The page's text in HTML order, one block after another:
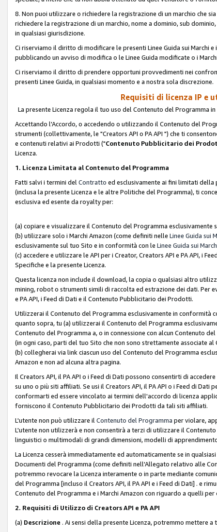
8. Non puoi utilizzare o richiedere la registrazione di un marchio che
richiedere la registrazione di un marchio, nome a dominio, sub
in qualsiasi giurisdizione.
Ci riserviamo il diritto di modificare le presenti Linee Guida sui Marchi
pubblicando un avviso di modifica o le Linee Guida modificate o i
Ci riserviamo il diritto di prendere opportuni provvedimenti nei
presenti Linee Guida, in qualsiasi momento e a nostra sola discrezione.
Requisiti di licenza IP e
La presente Licenza regola il tuo uso del Contenuto del Programma
Accettando l'Accordo, o accedendo o utilizzando il Contenuto del
strumenti (collettivamente, le "Creators API o PA API ") che ti
e contenuti relativi ai Prodotti ("Contenuto Pubblicitario dei
Licenza.
1. Licenza Limitata al Contenuto del Programma
Fatti salvi i termini del Contratto ed esclusivamente ai fini limitati
(inclusa la presente Licenza e le altre Politiche del Programma), ti
esclusiva ed esente da royalty per:
(a) copiare e visualizzare il Contenuto del Programma esclusivamente
(b) utilizzare solo i Marchi Amazon (come definiti nelle Linee Guida sui
esclusivamente sul tuo Sito e in conformità con le Linee Guida sui March
(c) accedere e utilizzare le API per i Creator, Creators API e PA API, i
Specifiche e la presente Licenza.
Questa licenza non include il download, la copia o qualsiasi altro
mining, robot o strumenti simili di raccolta ed estrazione dei dati. Per
e PA API, i Feed di Dati e il Contenuto Pubblicitario dei Prodotti.
Utilizzerai il Contenuto del Programma esclusivamente in conformità
quanto sopra, tu (a) utilizzerai il Contenuto del Programma
Contenuto del Programma a, o in connessione con alcun Contenuto
(in ogni caso, parti del tuo Sito che non sono strettamente associate
(b) collegherai via link ciascun uso del Contenuto del Programma
Amazon e non ad alcuna altra pagina.
Il Creators API, il PA API o i Feed di Dati possono consentirti di
su uno o più siti affiliati. Se usi il Creators API, il PA API o i Feed di
conformarti ed essere vincolato ai termini dell'accordo di licenza
forniscono il Contenuto Pubblicitario dei Prodotti da tali siti affiliati.
L'utente non può utilizzare il Contenuto del Programma per violare,
L'utente non utilizzerà e non consentirà a terzi di utilizzare il
linguistici o multimodali di grandi dimensioni, modelli di
La Licenza cesserà immediatamente ed automaticamente se in
Documenti del Programma (come definiti nell'Allegato relativo alle
potremmo revocare la Licenza interamente o in parte mediante
del Programma [incluso il Creators API, il PA API e i Feed di Dati] . e
Contenuto del Programma e i Marchi Amazon con riguardo a quelli
2. Requisiti di Utilizzo di Creators API e PA API
(a) Descrizione . Ai sensi della presente Licenza, potremmo mettere